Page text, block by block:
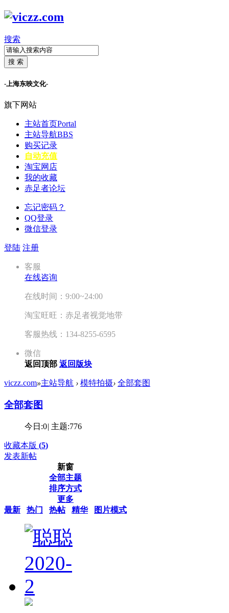
搜索
搜 索
-上海东映文化-
旗下网站
主站首页Portal
主站导航BBS
购买记录
自动充值
淘宝网店
我的收藏
赤足者论坛
忘记密码？
QQ登录
微信登录
登陆 注册
客服
在线咨询
在线时间：9:00~24:00
淘宝旺旺：赤足者视觉地带
客服热线：134-8255-6595
微信
返回顶部 返回版块
viczz.com»主站导航 › 模特拍摄› 全部套图
全部套图
今日:0| 主题:776
收藏本版 (5)
发表新帖
新窗
全部主题
排序方式
更多
最新
热门 热帖 精华 图片模式